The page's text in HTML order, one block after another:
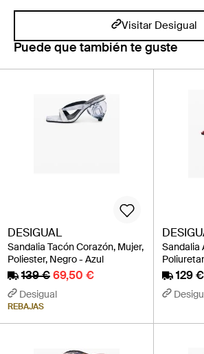
Visitar Desigual
Puede que también te guste
DESIGUAL
Sandalia Tacón Corazón, Mujer,
Poliester, Negro - Azul
139 €69,50 €
Desigual
REBAJAS
Sandalia
129 €